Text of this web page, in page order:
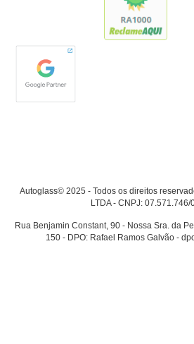
Autoglass© 2025 - Todos os direitos
LTDA - CNPJ: 07.571.746/
Rua Benjamin Constant, 90 - Nossa Sra. da
150 - DPO: Rafael Ramos Galvão -